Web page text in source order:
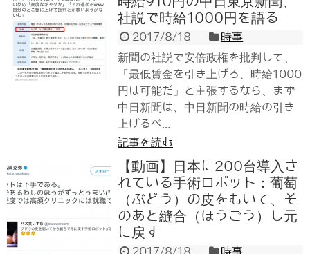
社説で時給1000円を語る
2017/8/18
時事
新聞の社説で安倍政権を批判して、
「最低賃金を引き上げろ、時給1000
円は可能だ」と主張するなら、まず
中日新聞は、中日新聞の時給の引き
上げるべ...
記事を読む
【動画】日本に200台導入さ
れている手術ロボット：葡萄
（ぶどう）の皮をむいて、そ
のあと縫合（ほうごう）し元
に戻す
2017/8/18
時事